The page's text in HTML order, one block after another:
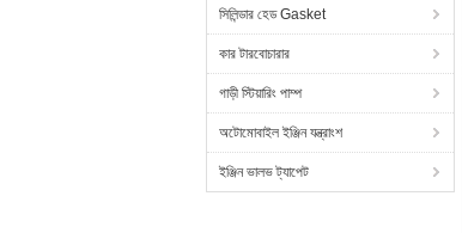
সিলিন্ডার হেড Gasket
কার টারবোচারার
গাড়ী স্টিয়ারিং পাম্প
অটোমোবাইল ইঞ্জিন যন্ত্রাংশ
ইঞ্জিন ভালভ ট্যাপেট